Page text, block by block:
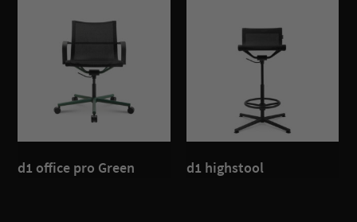
d1 office pro Green d1 highstool